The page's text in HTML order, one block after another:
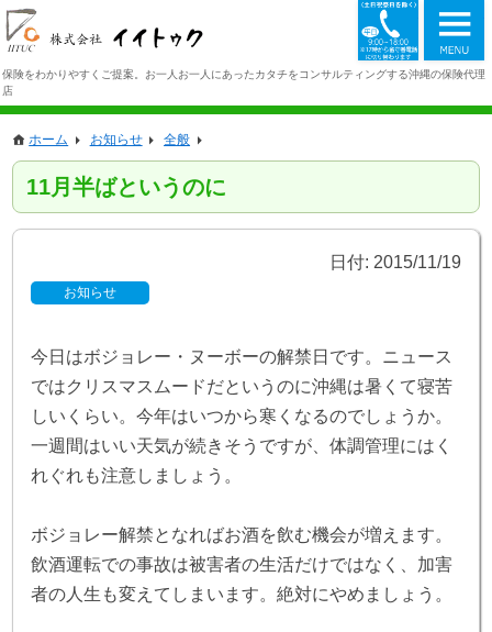
保険をわかりやすくご提案。お一人お一人にあったカタチをコンサルティングする沖縄の保険代理
店
098-942-
ホーム お知らせ 全般
11月半ばというのに
日付: 2015/11/19
お知らせ
今日はボジョレー・ヌーボーの解禁日です。ニュース
ではクリスマスムードだというのに沖縄は暑くて寝苦
しいくらい。今年はいつから寒くなるのでしょうか。
一週間はいい天気が続きそうですが、体調管理にはく
れぐれも注意しましょう。
ボジョレー解禁となればお酒を飲む機会が増えます。
飲酒運転での事故は被害者の生活だけではなく、加害
者の人生も変えてしまいます。絶対にやめましょう。